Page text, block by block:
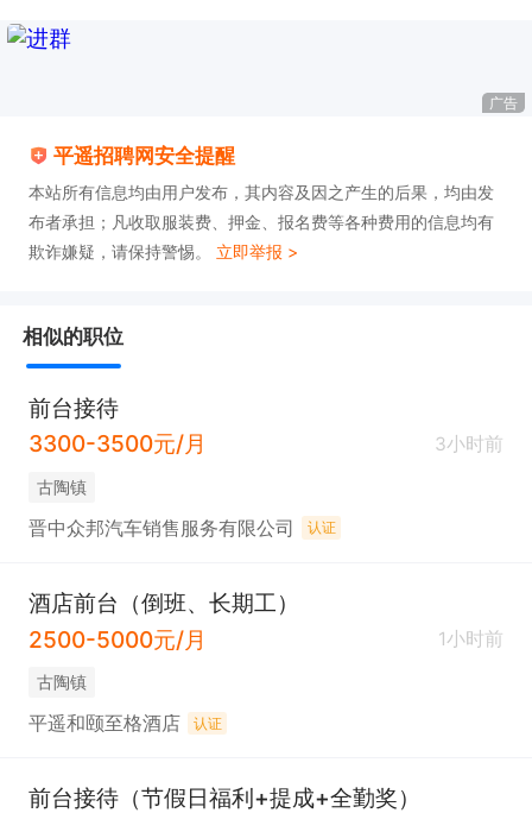
广告
平遥招聘网安全提醒
本站所有信息均由用户发布，其内容及因之产生的后果，均由发
布者承担；凡收取服装费、押金、报名费等各种费用的信息均有
欺诈嫌疑，请保持警惕。 立即举报 >
相似的职位
前台接待
3300-3500元/月
3小时前
古陶镇
晋中众邦汽车销售服务有限公司 认证
酒店前台（倒班、长期工）
2500-5000元/月
1小时前
古陶镇
平遥和颐至格酒店 认证
前台接待（节假日福利+提成+全勤奖）